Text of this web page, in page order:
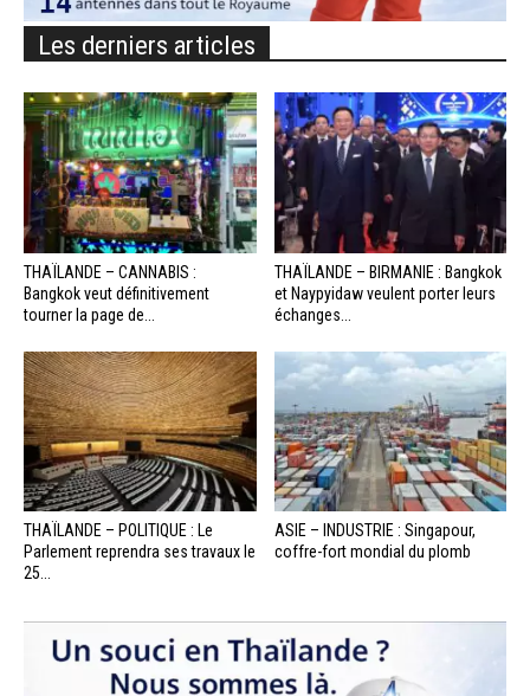
Les derniers articles
THAÏLANDE – CANNABIS :
Bangkok veut définitivement
tourner la page de...
THAÏLANDE – BIRMANIE : Bangkok
et Naypyidaw veulent porter leurs
échanges...
THAÏLANDE – POLITIQUE : Le
Parlement reprendra ses travaux le
25...
ASIE – INDUSTRIE : Singapour,
coffre-fort mondial du plomb